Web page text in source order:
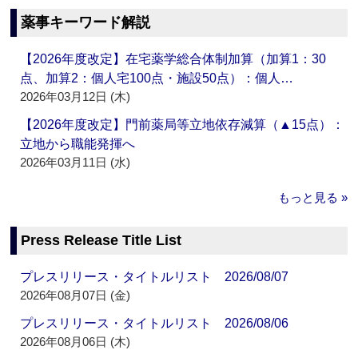
薬事キーワード解説
【2026年度改定】在宅薬学総合体制加算（加算1：30
点、加算2：個人宅100点・施設50点）：個人…
2026年03月12日 (木)
【2026年度改定】門前薬局等立地依存減算（▲15点）：
立地から職能発揮へ
2026年03月11日 (水)
もっと見る »
Press Release Title List
プレスリリース・タイトルリスト 2026/08/07
2026年08月07日 (金)
プレスリリース・タイトルリスト 2026/08/06
2026年08月06日 (木)